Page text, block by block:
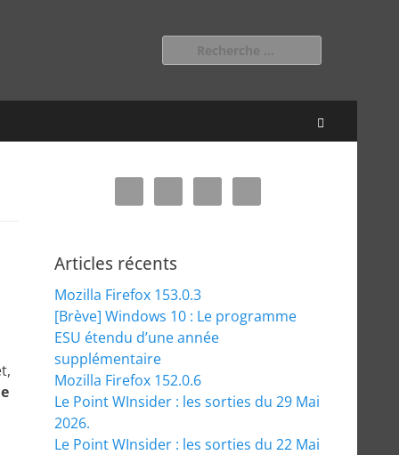
Articles récents
Mozilla Firefox 153.0.3
[Brève] Windows 10 : Le programme
ESU étendu d’une année
supplémentaire
Mozilla Firefox 152.0.6
Le Point WInsider : les sorties du 29 Mai
2026.
Le Point WInsider : les sorties du 22 Mai